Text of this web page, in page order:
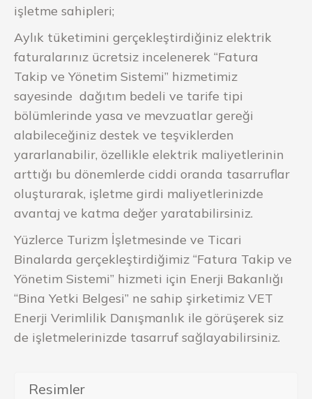
işletme sahipleri;
Aylık tüketimini gerçekleştirdiğiniz elektrik
faturalarınız ücretsiz incelenerek “Fatura
Takip ve Yönetim Sistemi” hizmetimiz
sayesinde dağıtım bedeli ve tarife tipi
bölümlerinde yasa ve mevzuatlar gereği
alabileceğiniz destek ve teşviklerden
yararlanabilir, özellikle elektrik maliyetlerinin
arttığı bu dönemlerde ciddi oranda tasarruflar
oluşturarak, işletme girdi maliyetlerinizde
avantaj ve katma değer yaratabilirsiniz.
Yüzlerce Turizm İşletmesinde ve Ticari
Binalarda gerçekleştirdiğimiz “Fatura Takip ve
Yönetim Sistemi” hizmeti için Enerji Bakanlığı
“Bina Yetki Belgesi” ne sahip şirketimiz VET
Enerji Verimlilik Danışmanlık ile görüşerek siz
de işletmelerinizde tasarruf sağlayabilirsiniz.
Resimler